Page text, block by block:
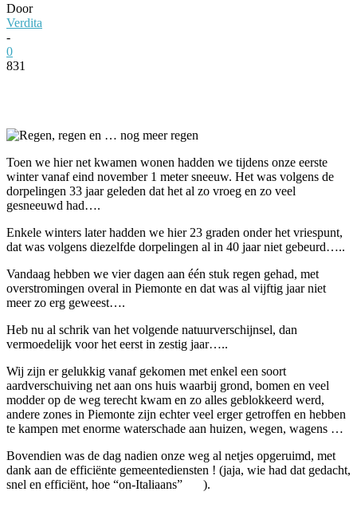
Door
Verdita
-
0
831
Toen we hier net kwamen wonen hadden we tijdens onze eerste
winter vanaf eind november 1 meter sneeuw. Het was volgens de
dorpelingen 33 jaar geleden dat het al zo vroeg en zo veel
gesneeuwd had….
Enkele winters later hadden we hier 23 graden onder het vriespunt,
dat was volgens diezelfde dorpelingen al in 40 jaar niet gebeurd…..
Vandaag hebben we vier dagen aan één stuk regen gehad, met
overstromingen overal in Piemonte en dat was al vijftig jaar niet
meer zo erg geweest….
Heb nu al schrik van het volgende natuurverschijnsel, dan
vermoedelijk voor het eerst in zestig jaar…..
Wij zijn er gelukkig vanaf gekomen met enkel een soort
aardverschuiving net aan ons huis waarbij grond, bomen en veel
modder op de weg terecht kwam en zo alles geblokkeerd werd,
andere zones in Piemonte zijn echter veel erger getroffen en hebben
te kampen met enorme waterschade aan huizen, wegen, wagens …
Bovendien was de dag nadien onze weg al netjes opgeruimd, met
dank aan de efficiënte gemeentediensten ! (jaja, wie had dat gedacht,
snel en efficiënt, hoe “on-Italiaans”
).